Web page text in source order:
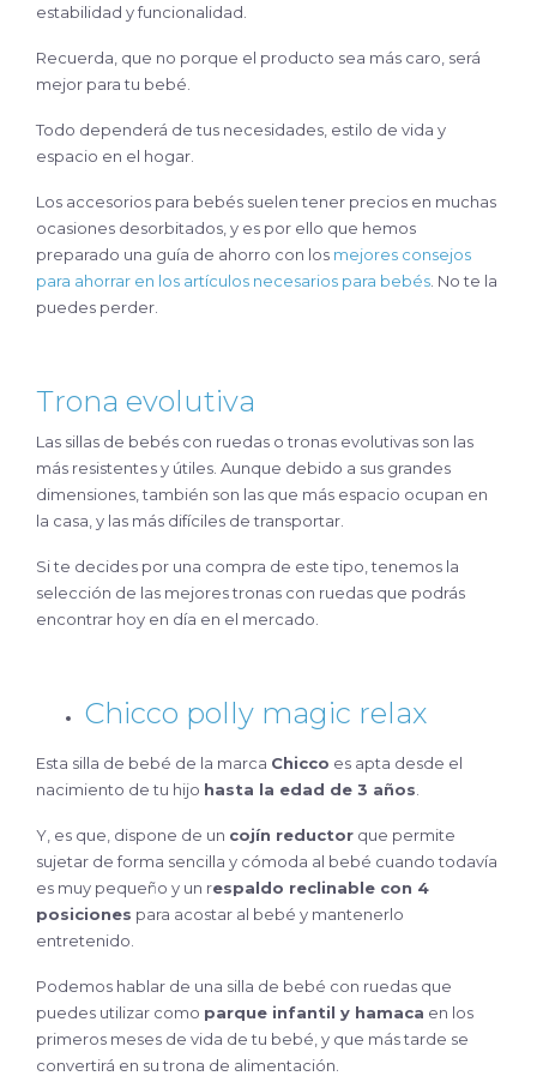
estabilidad y funcionalidad.
Recuerda, que no porque el producto sea más caro, será
mejor para tu bebé.
Todo dependerá de tus necesidades, estilo de vida y
espacio en el hogar.
Los accesorios para bebés suelen tener precios en muchas
ocasiones desorbitados, y es por ello que hemos
preparado una guía de ahorro con los mejores consejos
para ahorrar en los artículos necesarios para bebés . No te la
puedes perder.
Trona evolutiva
Las sillas de bebés con ruedas o tronas evolutivas son las
más resistentes y útiles. Aunque debido a sus grandes
dimensiones, también son las que más espacio ocupan en
la casa, y las más difíciles de transportar.
Si te decides por una compra de este tipo, tenemos la
selección de las mejores tronas con ruedas que podrás
encontrar hoy en día en el mercado.
Chicco polly magic relax
Esta silla de bebé de la marca Chicco es apta desde el
nacimiento de tu hijo hasta la edad de 3 años
Y, es que, dispone de un cojín reductor que permite
sujetar de forma sencilla y cómoda al bebé cuando todavía
es muy pequeño y un respaldo reclinable con 4
posiciones para acostar al bebé y mantenerlo
entretenido.
Podemos hablar de una silla de bebé con ruedas que
puedes utilizar como parque infantil y hamaca en los
primeros meses de vida de tu bebé, y que más tarde se
convertirá en su trona de alimentación.